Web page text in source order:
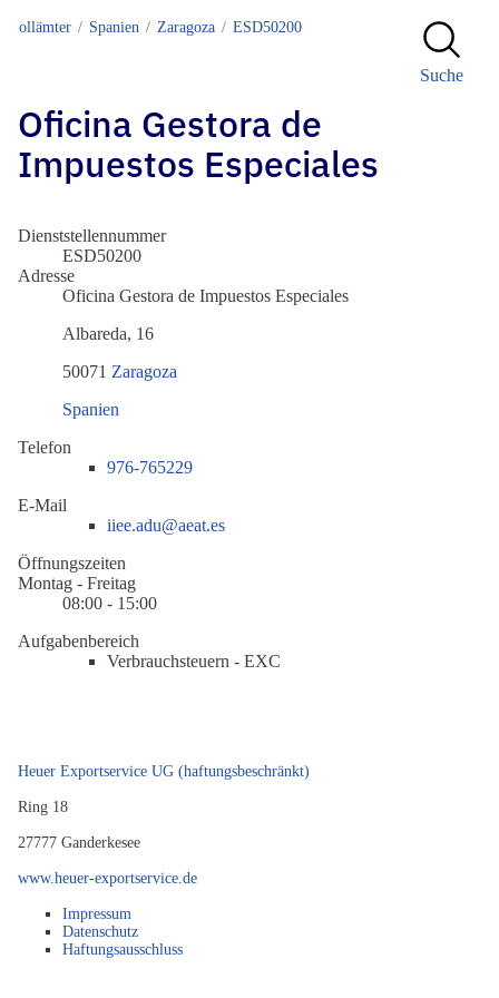
Zollämter Spanien Zaragoza ESD50200
Suche
Oficina Gestora de
Impuestos Especiales
Dienststellennummer
ESD50200
Adresse
Oficina Gestora de Impuestos Especiales
Albareda, 16
50071 Zaragoza
Spanien
Telefon
976-765229
E-Mail
iiee.adu@aeat.es
Öffnungszeiten
Montag - Freitag
08:00 - 15:00
Aufgabenbereich
Verbrauchsteuern - EXC
Heuer Exportservice UG (haftungsbeschränkt)
Ring 18
27777 Ganderkesee
www.heuer-exportservice.de
Impressum
Datenschutz
Haftungsausschluss